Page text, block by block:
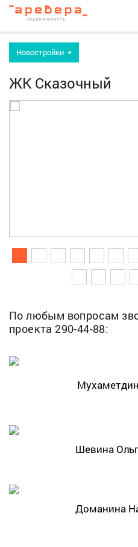
Новостройки
ЖК Сказочный
По любым вопросам
проекта 290-44-88:
Шевина
Доманина